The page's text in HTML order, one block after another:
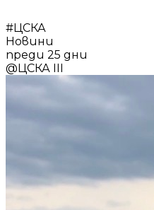
#ЦСКА
Новини
преди 25 дни
@ ЦСКА III